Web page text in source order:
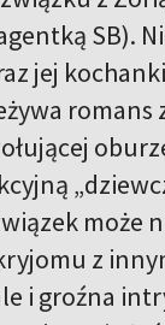
SB).
jej
romans
może
z
i groźna